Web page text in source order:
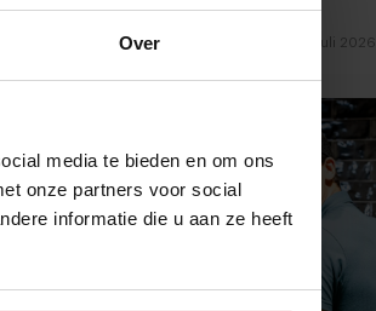
Over
media te bieden en om ons
onze partners voor social
informatie die u aan ze heeft
30 juli 2026
Hotellerie Chefs